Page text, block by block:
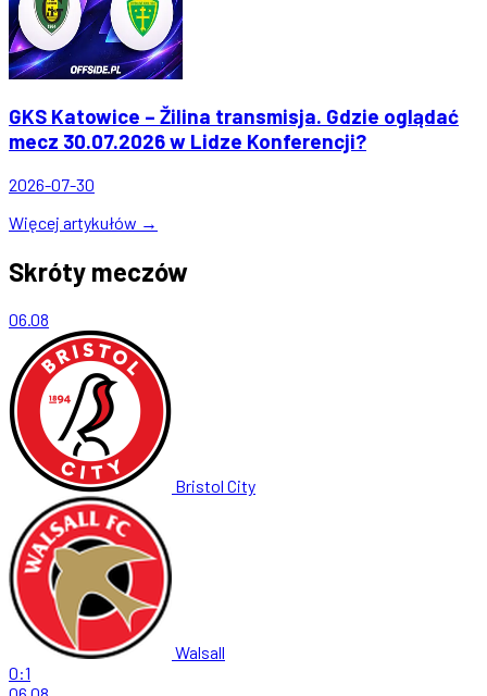
GKS Katowice – Žilina transmisja. Gdzie oglądać
mecz 30.07.2026 w Lidze Konferencji?
2026-07-30
Więcej artykułów →
Skróty meczów
06.08
Bristol City
Walsall
0:1